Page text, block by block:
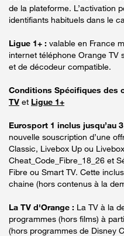
de la plateforme. L’activation
identifiants habituels dans le
Ligue 1+ : valable en France
internet téléphone Orange TV
et de décodeur compatible.
Conditions Spécifiques des
TV et Ligue 1+
Eurosport 1 inclus jusqu’au
nouvelle souscription d’une
Classic, Livebox Up ou
Cheat_Code_Fibre_18_26 et
Fibre ou Smart TV. Cette
chaine (hors contenus à la
La TV d'Orange : La TV à la
programmes (hors films) à
(hors programmes de Disney